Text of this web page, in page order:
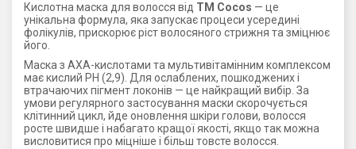
Кислотна маска для волосся від ТМ Cocos — це
унікальна формула, яка запускає процеси усередині
фолікулів, прискорює ріст волосяного стрижня та зміцнює
його.
Маска з АХА-кислотами та мультивітамінним комплексом
має кислий РН (2,9). Для ослаблених, пошкоджених і
втрачаючих пігмент локонів — це найкращий вибір. За
умови регулярного застосування маски скорочується
клітинний цикл, йде оновлення шкіри голови, волосся
росте швидше і набагато кращої якості, якщо так можна
висловитися про міцніше і більш товсте волосся.